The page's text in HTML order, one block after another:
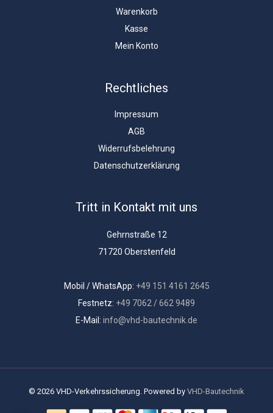
Warenkorb
Kasse
Mein Konto
Rechtliches
Impressum
AGB
Widerrufsbelehrung
Datenschutzerklärung
Tritt in Kontakt mit uns
Gehrnstraße 12
71720 Oberstenfeld
Mobil / WhatsApp: +49 151 4161 2645
Festnetz: +49 7062 / 662 9489
E-Mail: info@vhd-bautechnik.de
© 2026 VHD-Verkehrssicherung. Powered by VHD-Bautechnik